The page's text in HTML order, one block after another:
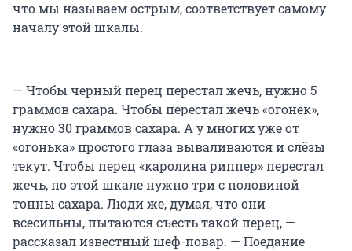
что мы называем острым, соответствует самому
началу этой шкалы.
— Чтобы черный перец перестал жечь, нужно 5
граммов сахара. Чтобы перестал жечь «огонек»,
нужно 30 граммов сахара. А у многих уже от
«огонька» простого глаза вываливаются и слёзы
текут. Чтобы перец «каролина риппер» перестал
жечь, по этой шкале нужно три с половиной
тонны сахара. Люди же, думая, что они
всесильны, пытаются съесть такой перец, —
рассказал известный шеф-повар. — Поедание